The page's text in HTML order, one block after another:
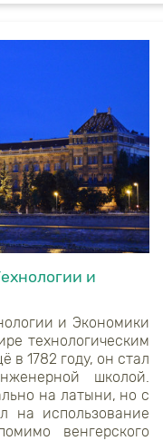
и
и Экономики
технологическим
1782 году, он стал
школой.
на латыни, но с
на использование
венгерского